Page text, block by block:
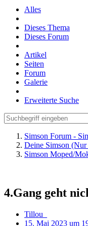
Alles
Dieses Thema
Dieses Forum
Artikel
Seiten
Forum
Galerie
Erweiterte Suche
Simson Forum -
Deine Simson
Simson Moped/
4.Gang geht
Tillou_
15. Mai 2023 um